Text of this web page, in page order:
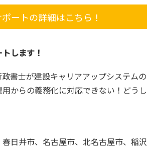
ートの詳細はこちら！
します！
書士が建設キャリアアップシステムの
からの義務化に対応できない！どうし
日井市、名古屋市、北名古屋市、稲沢